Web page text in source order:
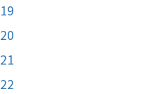
19
20
21
22